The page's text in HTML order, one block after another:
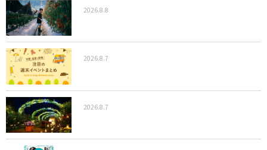
2026.8.8
2026.8.7
2026.8.7